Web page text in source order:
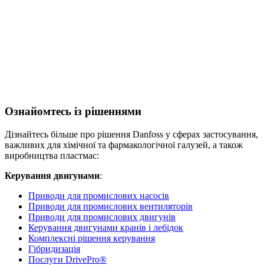
Ознайомтесь із рішеннями
Дізнайтесь більше про рішення Danfoss у сферах застосування,
важливих для хімічної та фармакологічної галузей, а також
виробництва пластмас:
Керування двигунами:
Приводи для промислових насосів
Приводи для промислових вентиляторів
Приводи для промислових двигунів
Керування двигунами кранів і лебідок
Комплексні рішення керування
Гібридизація
Послуги DrivePro®